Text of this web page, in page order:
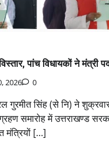
पांच विधायकों ने मंत्री
2026 0
गुरमीत सिंह (से नि) ने
समारोह में उत्तराखण्ड
मंत्रियों […]